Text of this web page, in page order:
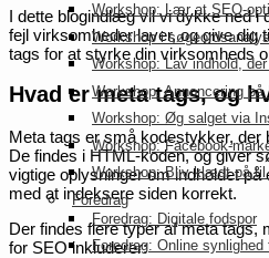
Workshop: Lær at SEO-
Workshop i
Workshop: Lav indhold,
Workshop: Annoncering på
Workshop: Øg salget via
Workshop: Facebook-
Workshop: Bliv klædt på til
Foredrag
Foredrag: Digitale fodspor
Foredrag: Online
I dette blogindlæg vil vi dykke ned i
fejl virksomheder laver, og give dig
tags for at styrke din virksomheds
Hvad er meta tags, og
Meta tags er små kodestykker, der
De findes i HTML-koden, og giver
vigtige oplysninger om indholdet
med at indeksere siden korrekt.
Der findes flere typer af meta tags,
for SEO inkluderer: